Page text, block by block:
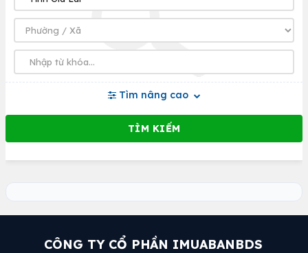
Tìm nâng cao
CÔNG TY CỔ PHẦN IMUABANBDS